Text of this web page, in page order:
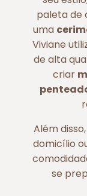
paleta de
uma
Viviane
de alta
criar
Além
domicílio
se